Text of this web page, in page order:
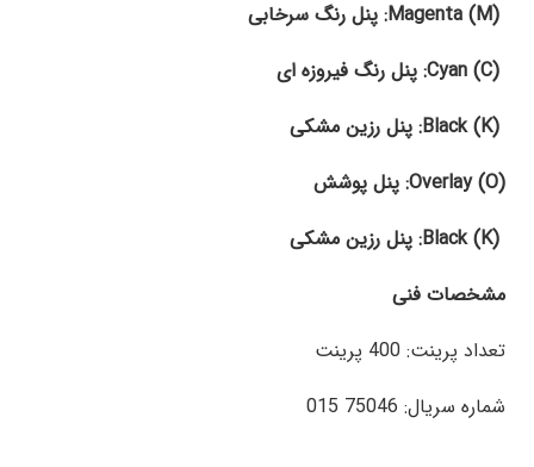
Overlay (O): پنل پوشش
مشخصات فنی
تعداد پرینت: 400 پرینت
شماره سریال: 75046 015